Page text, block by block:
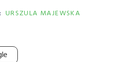
URSZULA MAJEWSKA